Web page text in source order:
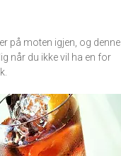
på moten igjen, og denne
når du ikke vil ha en for